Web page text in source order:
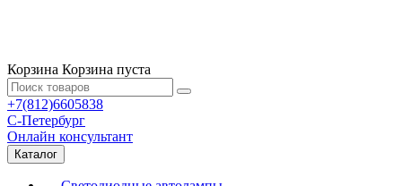
Корзина Корзина пуста
+7(812)6605838
С-Петербург
Онлайн консультант
Каталог